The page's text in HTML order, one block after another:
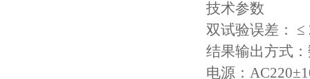
技术参数
双试验误差：
结果输出方式
电源：